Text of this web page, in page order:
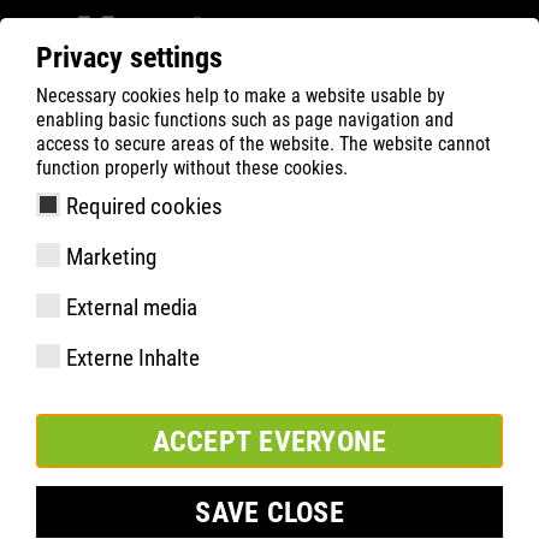
Privacy settings
Necessary cookies help to make a website usable by
enabling basic functions such as page navigation and
access to secure areas of the website. The website cannot
function properly without these cookies.
Required cookies
Marketing
External media
Externe Inhalte
ACCEPT EVERYONE
SAVE CLOSE
ATLAS Privacy Policy
Déclaration de
confidentialité
1. la protection des données en un
coup d'œil
Remarques générales
Les remarques suivantes donnent un aperçu simple de ce qui
se passe avec vos données personnelles